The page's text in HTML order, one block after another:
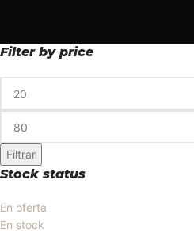
Filter by price
Filtrar
Stock status
En oferta
En stock